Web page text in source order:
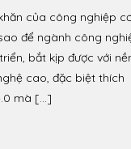
của công nghiệp
để ngành công
bắt kịp được với
cao, đặc biệt thích
mà […]